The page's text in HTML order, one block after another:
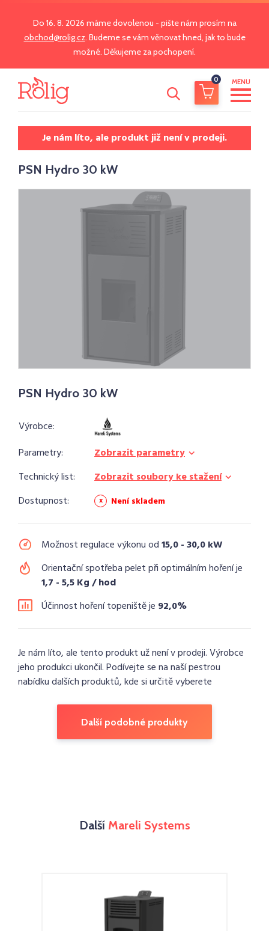
Do 16. 8. 2026 máme dovolenou - pište nám prosím na
obchod@rolig.cz. Budeme se vám věnovat hned, jak to bude
možné. Děkujeme za pochopení.
0 MENU
Je nám líto, ale produkt již není v prodeji.
PSN Hydro 30 kW
PSN Hydro 30 kW
Výrobce:
Parametry:
Zobrazit parametry
Technický list:
Zobrazit soubory ke stažení
Dostupnost:
Není skladem
Možnost regulace výkonu od15,0 - 30,0 kW
Orientační spotřeba pelet při optimálním hoření je
1,7 - 5,5 Kg / hod
Účinnost hoření topeniště je 92,0%
Je nám líto, ale tento produkt už není v prodeji. Výrobce
jeho produkci ukončil. Podívejte se na naší pestrou
nabídku dalších produktů, kde si určitě vyberete
Další podobné produkty
Další Mareli Systems